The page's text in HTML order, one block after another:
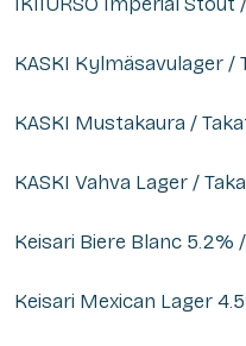
KASKI Kylmäsavulager /
KASKI Mustakaura /
KASKI Vahva Lager /
Keisari Biere Blanc 5.2%
Keisari Mexican Lager